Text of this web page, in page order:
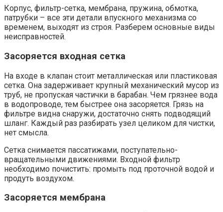
Корпус, фильтр-сетка, мембрана, пружина, обмотка,
патрубки – все эти детали впускного механизма со
временем, выходят из строя. Разберем основные виды
неисправностей.
Засоряется входная сетка
На входе в клапан стоит металлическая или пластиковая
сетка. Она задерживает крупный механический мусор из
труб, не пропуская частички в барабан. Чем грязнее вода
в водопроводе, тем быстрее она засоряется. Грязь на
фильтре видна снаружи, достаточно снять подводящий
шланг. Каждый раз разбирать узел целиком для чистки,
нет смысла.
Сетка снимается пассатижами, поступательно-
вращательными движениями. Входной фильтр
необходимо почистить: промыть под проточной водой и
продуть воздухом.
Засоряется мембрана